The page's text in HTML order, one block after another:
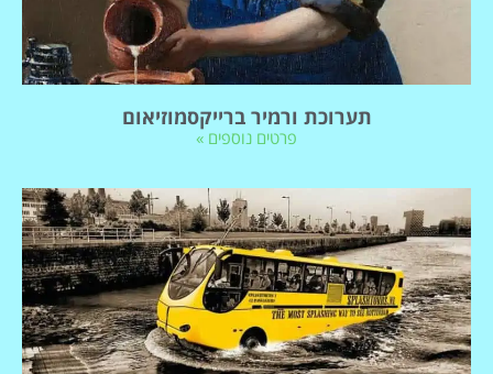
תערוכת ורמיר ברייקסמוזיאום
פרטים נוספים »